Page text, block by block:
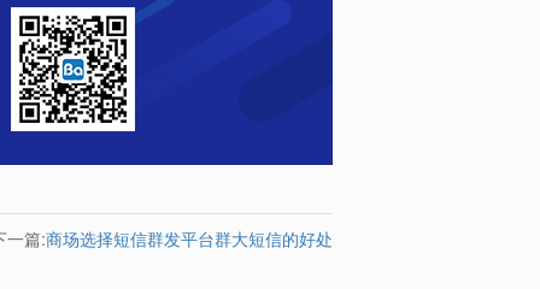
一篇:商场选择短信群发平台群大短信的好处